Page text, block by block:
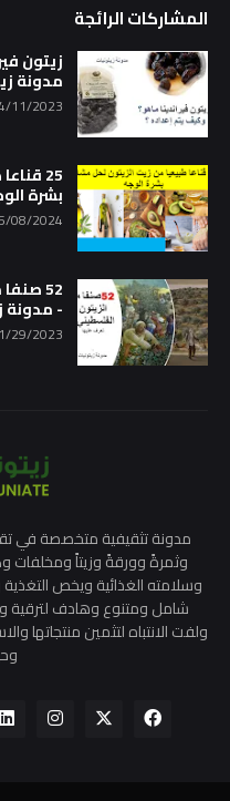
المشاركات الرائجة
زيتون
مدونة
11/2023
25
بشرة
5/08/2024
52
- مدونة
29/2023
مدونة تثقيفية متخصصة في
وثمرةً وورقةً وزيتاً ومخلفات
وسلامته الغذائية ويخص
شامل ومتنوع وهادف لترقية
ولفت الانتباه لتثمين منتجاتها